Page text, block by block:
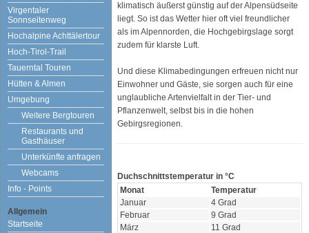
Virgentaler
Sonnseitenweg
Hochalpine Achttälertour
Hoch-Tirol-Trail
Tauerntal Touren
Hütten & Almen
Umgebung
Weitere Bergtouren
Restaurants und
Gasthäuser
Unterkünfte anfragen
Webcams
Info - Points
Allgemein
Startseite
klimatisch äußerst günstig auf der Alpensüdseite
liegt. So ist das Wetter hier oft viel freundlicher
als im Alpennorden, die Hochgebirgslage sorgt
zudem für klarste Luft.
Und diese Klimabedingungen erfreuen nicht nur
Einwohner und Gäste, sie sorgen auch für eine
unglaubliche Artenvielfalt in der Tier- und
Pflanzenwelt, selbst bis in die hohen
Gebirgsregionen.
Duchschnittstemperatur in °C
Monat
Temperatur
Januar
4 Grad
Februar
9 Grad
März
11 Grad